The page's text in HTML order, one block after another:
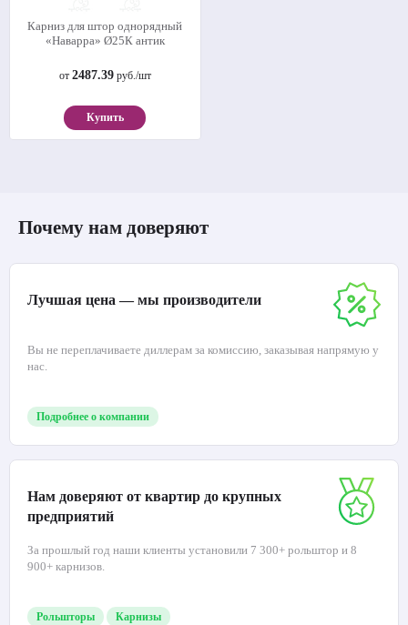
Карниз для штор однорядный
«Наварра» Ø25К антик
от 2487.39руб./шт
Купить
Почему нам доверяют
Лучшая цена — мы производители
Вы не переплачиваете диллерам за комиссию, заказывая напрямую у
нас.
Подробнее о компании
Нам доверяют от квартир до крупных
предприятий
За прошлый год наши клиенты установили 7 300+ рольштор и 8
900+ карнизов.
Рольшторы Карнизы